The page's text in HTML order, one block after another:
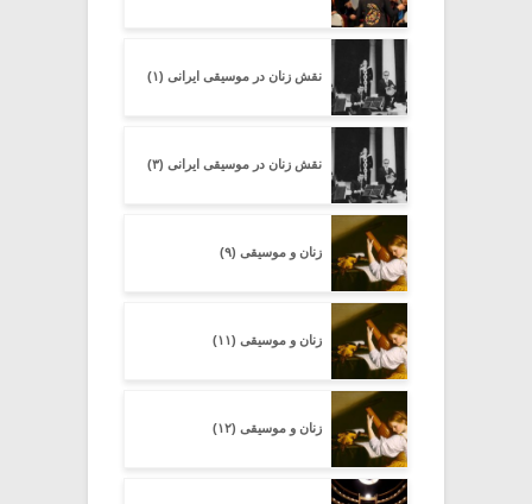
نقش زنان در موسیقی ایرانی (۱)
نقش زنان در موسیقی ایرانی (۳)
زنان و موسیقی (۹)
زنان و موسیقی (۱۱)
زنان و موسیقی (۱۲)